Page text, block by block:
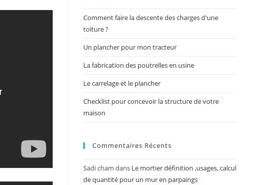
Comment faire la descente des charges d'une
toiture ?
Un plancher pour mon tracteur
La fabrication des poutrelles en usine
Le carrelage et le plancher
Checklist pour concevoir la structure de votre
maison
Commentaires Récents
Sadi cham dans Le mortier définition ,usages, calcul
de quantité pour un mur en parpaings